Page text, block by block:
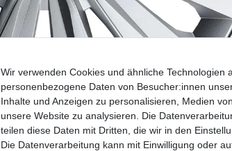
Wir verwenden Cookies und ähnliche Technologien
personenbezogene Daten von Besucher:innen
Inhalte und Anzeigen zu personalisieren, Medien
unsere Website zu analysieren. Die
teilen diese Daten mit Dritten, die wir in den
Die Datenverarbeitung kann mit Einwilligung oder